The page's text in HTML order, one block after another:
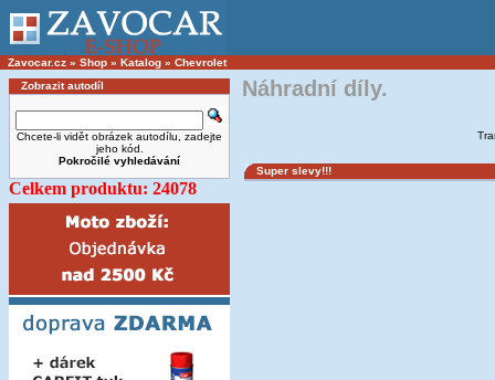
Zavocar.cz » Shop » Katalog » Chevrolet
Zobrazit autodíl
Chcete-li vidět obrázek autodílu, zadejte
jeho kód.
Pokročilé vyhledávání
Celkem produktu: 24078
Náhradní díly.
Super slevy!!!